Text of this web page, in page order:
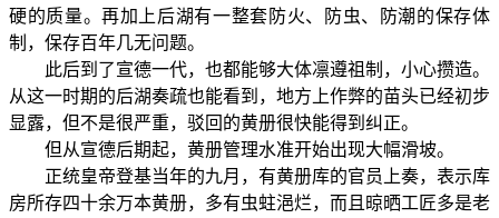
硬的质量。再加上后湖有一整套防火、防虫、防潮的保存体
制，保存百年几无问题。
此后到了宣德一代，也都能够大体凛遵祖制，小心攒造。
从这一时期的后湖奏疏也能看到，地方上作弊的苗头已经初步
显露，但不是很严重，驳回的黄册很快能得到纠正。
但从宣德后期起，黄册管理水准开始出现大幅滑坡。
正统皇帝登基当年的九月，有黄册库的官员上奏，表示库
房所存四十余万本黄册，多有虫蛀浥烂，而且晾晒工匠多是老